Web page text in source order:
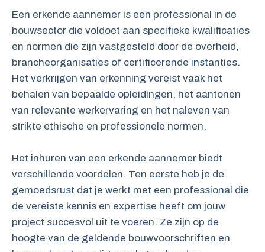
Een erkende aannemer is een professional in de
bouwsector die voldoet aan specifieke kwalificaties
en normen die zijn vastgesteld door de overheid,
brancheorganisaties of certificerende instanties.
Het verkrijgen van erkenning vereist vaak het
behalen van bepaalde opleidingen, het aantonen
van relevante werkervaring en het naleven van
strikte ethische en professionele normen.
Het inhuren van een erkende aannemer biedt
verschillende voordelen. Ten eerste heb je de
gemoedsrust dat je werkt met een professional die
de vereiste kennis en expertise heeft om jouw
project succesvol uit te voeren. Ze zijn op de
hoogte van de geldende bouwvoorschriften en